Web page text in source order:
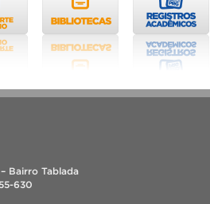
Bairro Tablada
630